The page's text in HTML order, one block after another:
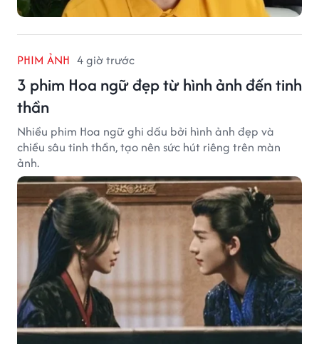
PHIM ẢNH 4 giờ trước
3 phim Hoa ngữ đẹp từ hình ảnh đến tinh
thần
Nhiều phim Hoa ngữ ghi dấu bởi hình ảnh đẹp và
chiều sâu tinh thần, tạo nên sức hút riêng trên màn
ảnh.